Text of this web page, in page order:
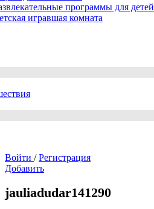
программы для детей
игравшая комната
Войти / Регистрация
Добавить
jauliadudar141290